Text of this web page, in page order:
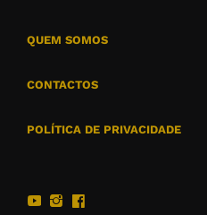
QUEM SOMOS
CONTACTOS
POLÍTICA DE PRIVACIDADE